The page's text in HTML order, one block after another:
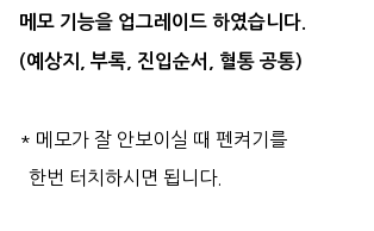
메모 기능을 업그레이드 하였습니다.
(예상지, 부록, 진입순서, 혈통 공통)
* 메모가 잘 안보이실 때 펜켜기를
한번 터치하시면 됩니다.